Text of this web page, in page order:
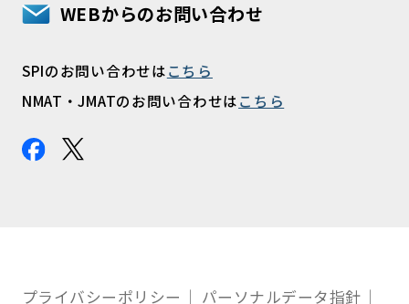
WEBからのお問い合わせ
SPIのお問い合わせはこちら
NMAT・JMATのお問い合わせはこちら
プライバシーポリシー パーソナルデータ指針